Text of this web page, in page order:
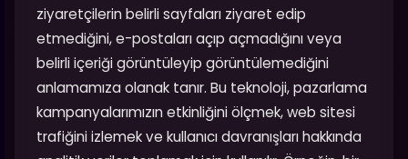
ziyaretçilerin belirli sayfaları ziyaret edip
etmediğini, e-postaları açıp açmadığını veya
belirli içeriği görüntüleyip görüntülemediğini
anlamamıza olanak tanır. Bu teknoloji, pazarlama
kampanyalarımızın etkinliğini ölçmek, web sitesi
trafiğini izlemek ve kullanıcı davranışları hakkında